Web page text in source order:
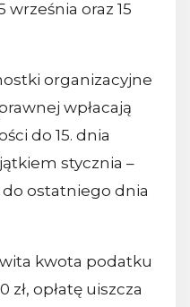
września oraz 15
organizacyjne
wpłacają
do 15. dnia
stycznia –
ostatniego dnia
kwota podatku
zł, opłatę uiszcza